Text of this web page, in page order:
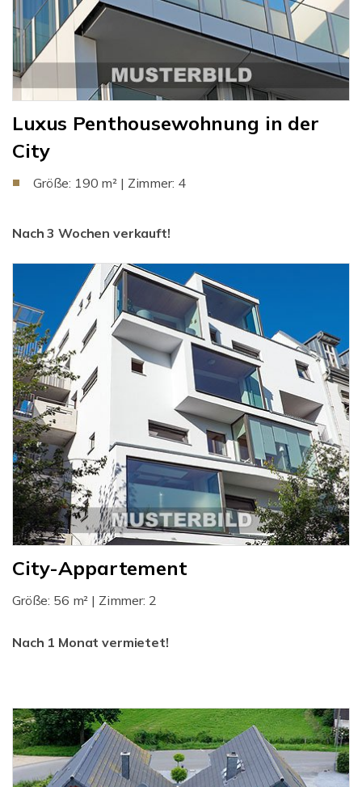
Luxus Penthousewohnung in der
City
Größe: 190 m² | Zimmer: 4
Nach 3 Wochen verkauft!
City-Appartement
Größe: 56 m² | Zimmer: 2
Nach 1 Monat vermietet!